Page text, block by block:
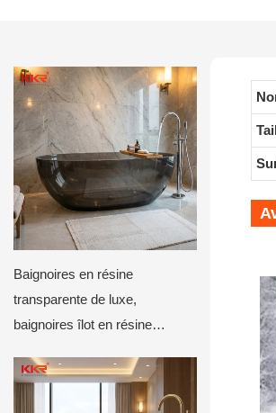
Baignoires en résine
transparente de luxe,
baignoires îlot en résine
villas